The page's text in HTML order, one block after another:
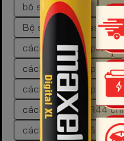
bộ sạc pin AAA
bộ
Bộ sạc pin Panasonic
cách bảo quản pin
cách bảo quản pin cr
cách bảo quản pin
cách mua pin LR44
cách tra cứu mã pin